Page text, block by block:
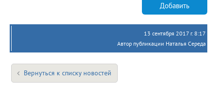
Добавить
13 сентября 2017 г. 8:17
Автор публикации Наталья Середа
Вернуться к списку новостей